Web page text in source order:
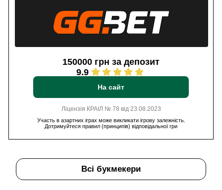
150000 грн за депозит
9.9
На сайт
Ліцензія КРАІЛ № 78 від 23.08.2023
Участь в азартних іграх може викликати ігрову залежність.
Дотримуйтеся правил (принципів) відповідальної гри
Всі букмекери